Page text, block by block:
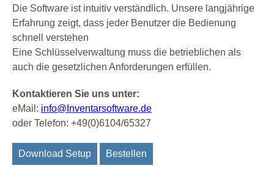
Die Software ist intuitiv verständlich. Unsere langjährige
Erfahrung zeigt, dass jeder Benutzer die Bedienung
schnell verstehen
Eine Schlüsselverwaltung muss die betrieblichen als
auch die gesetzlichen Anforderungen erfüllen.
Kontaktieren Sie uns unter:
eMail: info@Inventarsoftware.de
oder Telefon: +49(0)6104/65327
Download Setup Bestellen